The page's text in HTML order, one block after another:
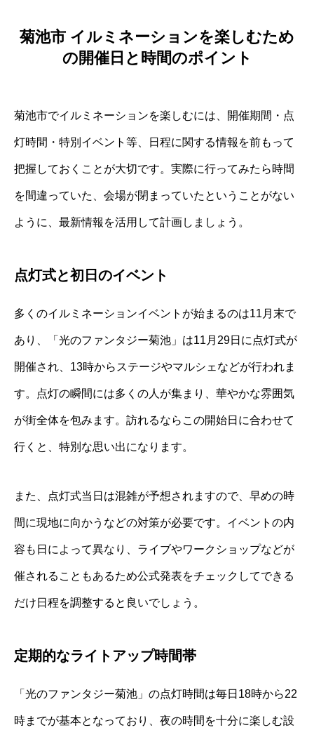
菊池市 イルミネーションを楽しむため
の開催日と時間のポイント
菊池市でイルミネーションを楽しむには、開催期間・点
灯時間・特別イベント等、日程に関する情報を前もって
把握しておくことが大切です。実際に行ってみたら時間
を間違っていた、会場が閉まっていたということがない
ように、最新情報を活用して計画しましょう。
点灯式と初日のイベント
多くのイルミネーションイベントが始まるのは11月末で
あり、「光のファンタジー菊池」は11月29日に点灯式が
開催され、13時からステージやマルシェなどが行われま
す。点灯の瞬間には多くの人が集まり、華やかな雰囲気
が街全体を包みます。訪れるならこの開始日に合わせて
行くと、特別な思い出になります。
また、点灯式当日は混雑が予想されますので、早めの時
間に現地に向かうなどの対策が必要です。イベントの内
容も日によって異なり、ライブやワークショップなどが
催されることもあるため公式発表をチェックしてできる
だけ日程を調整すると良いでしょう。
定期的なライトアップ時間帯
「光のファンタジー菊池」の点灯時間は毎日18時から22
時までが基本となっており、夜の時間を十分に楽しむ設